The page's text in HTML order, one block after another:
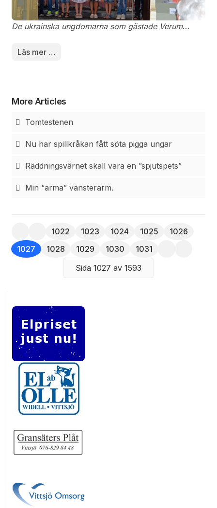
De ukrainska ungdomarna som gästade Verum
Läs mer …
More Articles
Tomtestenen
Nu har spillkråkan fått söta pigga ungar
Räddningsvärnet skall vara en ”spjutspets”
Min “arma” vänsterarm.
1022 1023 1024 1025
1026
1027
1028 1029 1030
1031
Sida 1027 av 1593